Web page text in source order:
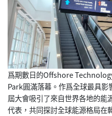
爲期數日的Offshore
Park圓滿落幕。作爲全球最具
屆大會吸引了來自世界各地的能
代表，共同探討全球能源格局在